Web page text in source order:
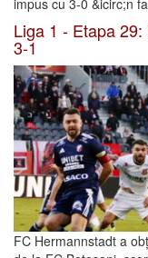
Liga 1 - Etapa
3-1
FC Hermannstadt a